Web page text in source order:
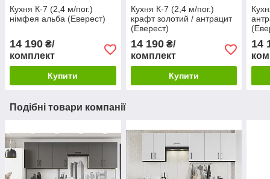
Кухня К-7 (2,4 м/пог.)
німфея альба (Еверест)
14 190 ₴/
комплект
Купити
Кухня К-7 (2,4 м/пог.)
крафт золотий / антрацит
(Еверест)
14 190₴/
комплект
Купити
14
Подібні товари компанії